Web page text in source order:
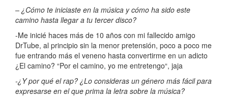
– ¿Cómo te iniciaste en la música y cómo ha sido este
camino hasta llegar a tu tercer disco?
-Me inicié haces más de 10 años con mi fallecido amigo
DrTube, al principio sin la menor pretensión, poco a poco me
fue entrando más el veneno hasta convertirme en un adicto
¿El camino? “Por el camino, yo me entretengo“, jaja
-¿Y por qué el rap? ¿Lo consideras un género más fácil para
expresarse en el que prima la letra sobre la música?